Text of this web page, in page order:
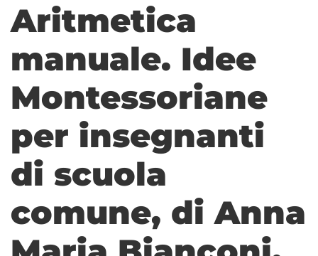
Aritmetica
manuale. Idee
Montessoriane
per insegnanti
di scuola
comune, di Anna